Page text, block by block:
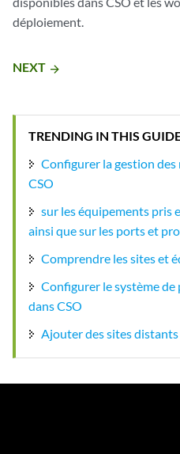
déploiement.
NEXT arrow_forward
TRENDING IN THIS
Configurer la gestion
CSO
sur les équipements pris
ainsi que sur les ports et
Comprendre les sites et
Configurer le système
dans CSO
Ajouter des sites